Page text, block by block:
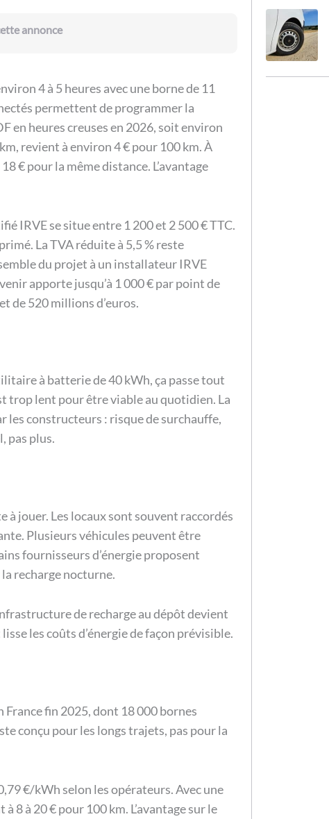
annonce
4 à 5 heures avec une borne de 11
permettent de programmer la
en heures creuses en 2026, soit environ
revient à environ 4 € pour 100 km. À
€ pour la même distance. L’avantage
IRVE se situe entre 1 200 et 2 500 € TTC.
La TVA réduite à 5,5 % reste
du projet à un installateur IRVE
apporte jusqu’à 1 000 € par point de
de 520 millions d’euros.
à batterie de 40 kWh, ça passe tout
trop lent pour être viable au quotidien. La
les constructeurs : risque de surchauffe,
pas plus.
à jouer. Les locaux sont souvent raccordés
Plusieurs véhicules peuvent être
fournisseurs d’énergie proposent
recharge nocturne.
de recharge au dépôt devient
les coûts d’énergie de façon prévisible.
fin 2025, dont 18 000 bornes
conçu pour les longs trajets, pas pour la
€/kWh selon les opérateurs. Avec une
8 à 20 € pour 100 km. L’avantage sur le